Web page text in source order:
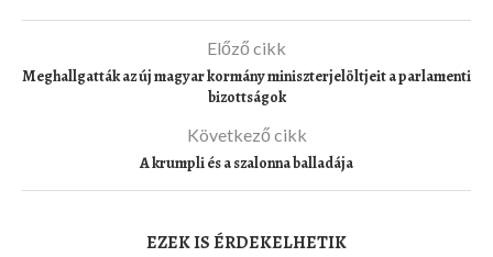
Előző cikk
Meghallgatták az új magyar kormány miniszterjelöltjeit a parlamenti
bizottságok
Következő cikk
A krumpli és a szalonna balladája
EZEK IS ÉRDEKELHETIK